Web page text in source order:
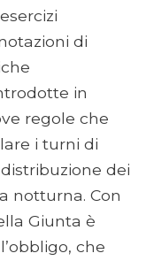
di
in
regole che
i turni di
dei
notturna. Con
Giunta è
che